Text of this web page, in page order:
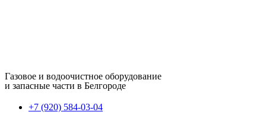
Газовое и водоочистное оборудование
и запасные части в Белгороде
+7 (920) 584-03-04